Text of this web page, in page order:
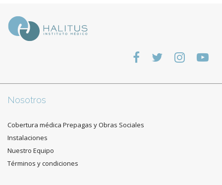
Nosotros
Cobertura médica Prepagas y Obras Sociales
Instalaciones
Nuestro Equipo
Términos y condiciones